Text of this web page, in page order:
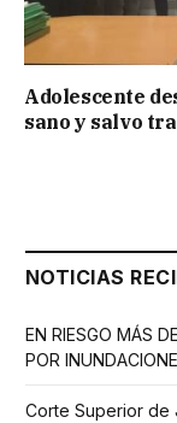
Adolescente
sano y salvo
NOTICIAS
EN RIESGO MÁS
POR
Corte Superior de